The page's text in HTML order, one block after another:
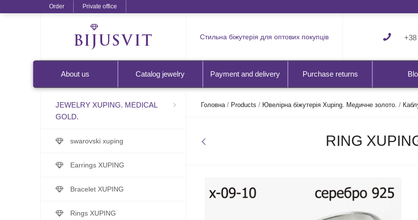
Order Private office
Стильна біжутерія для оптових покупців +38
About us Catalog jewelry Payment and delivery Purchase returns
JEWELRY XUPING. MEDICAL
GOLD.
swarovski xuping
Earrings XUPING
Bracelet XUPING
Rings XUPING
Головна/ Products / Ювелірна біжутерія Xuping. Медичне золото. /
RING